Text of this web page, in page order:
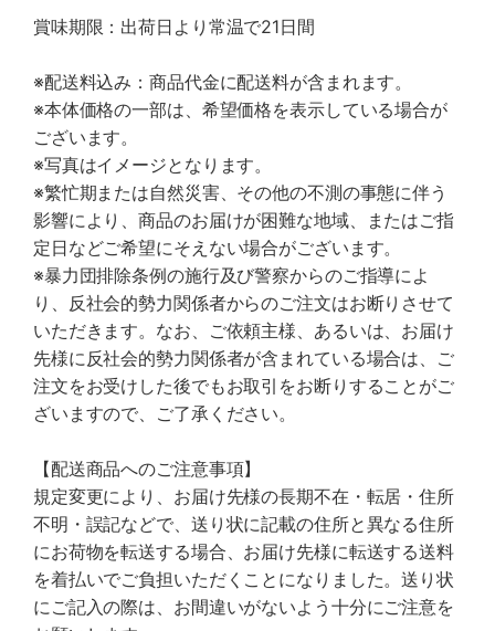
賞味期限：出荷日より常温で21日間
※配送料込み：商品代金に配送料が含まれます。
※本体価格の一部は、希望価格を表示している場合が
ございます。
※写真はイメージとなります。
※繁忙期または自然災害、その他の不測の事態に伴う
影響により、商品のお届けが困難な地域、またはご指
定日などご希望にそえない場合がございます。
※暴力団排除条例の施行及び警察からのご指導によ
り、反社会的勢力関係者からのご注文はお断りさせて
いただきます。なお、ご依頼主様、あるいは、お届け
先様に反社会的勢力関係者が含まれている場合は、ご
注文をお受けした後でもお取引をお断りすることがご
ざいますので、ご了承ください。
【配送商品へのご注意事項】
規定変更により、お届け先様の長期不在・転居・住所
不明・誤記などで、送り状に記載の住所と異なる住所
にお荷物を転送する場合、お届け先様に転送する送料
を着払いでご負担いただくことになりました。送り状
にご記入の際は、お間違いがないよう十分にご注意を